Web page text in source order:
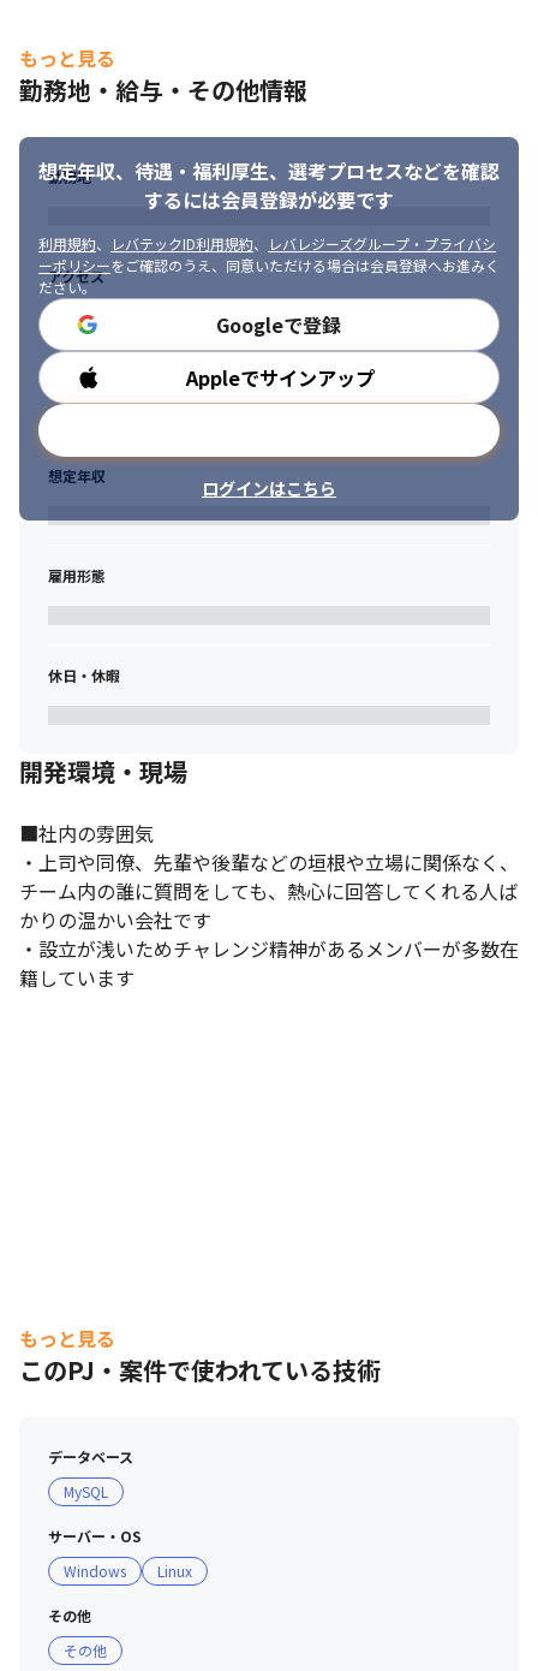
もっと見る
勤務地・給与・その他情報
想定年収、待遇・福利厚生、 選考プロセスなどを確認
するには会員登録が必要です
利用規約、 レバテックID利用規約、
レバレジーズグループ・プライバシ
ーポリシーをご確認のうえ、同意いただける場合は会員登録へお進みく
ださい。
Googleで登録
Appleでサインアップ
ログインはこちら
勤務地
アクセス
勤務時間
想定年収
雇用形態
休日・休暇
開発環境・現場
■社内の雰囲気
・上司や同僚、先輩や後輩などの垣根や立場に関係なく、
チーム内の誰に質問をしても、熱心に回答してくれる人ば
かりの温かい会社です
・設立が浅いためチャレンジ精神があるメンバーが多数在
籍しています
もっと見る
このPJ・案件で使われている技術
データベース
MySQL
サーバー・OS
Windows
Linux
その他
その他